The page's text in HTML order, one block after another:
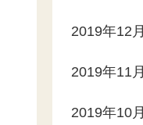
2019年12月
2019年11月
2019年10月